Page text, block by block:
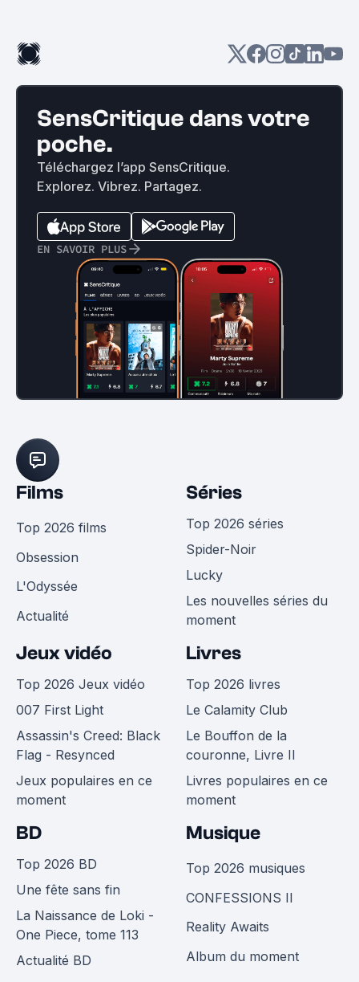
SensCritique dans votre
poche.
Téléchargez l’app SensCritique.
Explorez. Vibrez. Partagez.
EN SAVOIR PLUS
Films
Top 2026 films
Obsession
L'Odyssée
Actualité
Séries
Top 2026 séries
Spider-Noir
Lucky
Les nouvelles séries du
moment
Jeux vidéo
Top 2026 Jeux vidéo
007 First Light
Assassin's Creed: Black
Flag - Resynced
Jeux populaires en ce
moment
Livres
Top 2026 livres
Le Calamity Club
Le Bouffon de la
couronne, Livre II
Livres populaires en ce
moment
BD
Top 2026 BD
Une fête sans fin
La Naissance de Loki -
One Piece, tome 113
Actualité BD
Musique
Top 2026 musiques
CONFESSIONS II
Reality Awaits
Album du moment